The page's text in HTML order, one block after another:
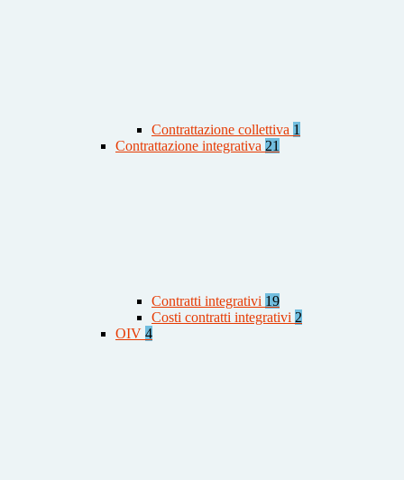
Contrattazione collettiva 1
Contrattazione integrativa 21
Contratti integrativi 19
Costi contratti integrativi 2
OIV 4